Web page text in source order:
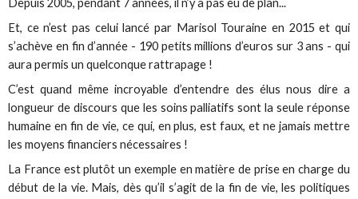
Depuis 2005, pendant 7 années, il n’y a pas eu de plan...
Et, ce n’est pas celui lancé par Marisol Touraine en 2015 et qui
s’achève en fin d’année - 190 petits millions d’euros sur 3 ans - qui
aura permis un quelconque rattrapage !
C’est quand même incroyable d’entendre des élus nous dire a
longueur de discours que les soins palliatifs sont la seule réponse
humaine en fin de vie, ce qui, en plus, est faux, et ne jamais mettre
les moyens financiers nécessaires !
La France est plutôt un exemple en matière de prise en charge du
début de la vie. Mais, dès qu’il s’agit de la fin de vie, les politiques